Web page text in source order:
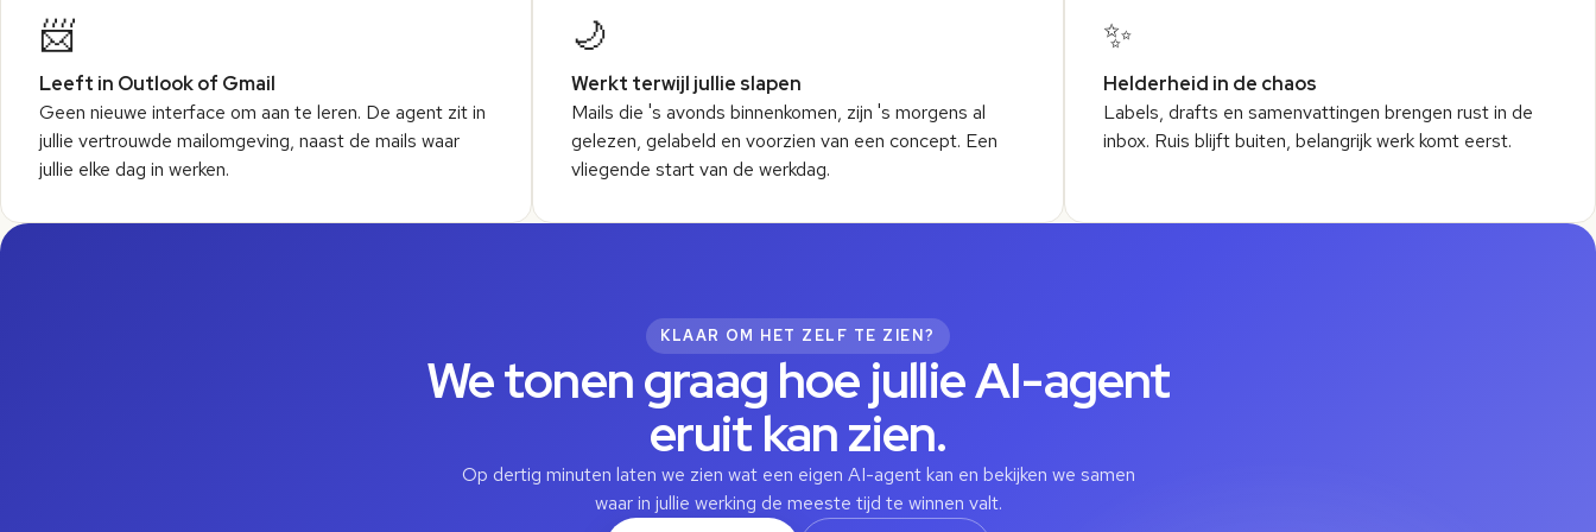
De geplande levering van 21/5 wordt verplaatst naar 24/5 ivm productie...
📨
Leeft in Outlook of Gmail
Geen nieuwe interface om aan te leren. De agent zit in
jullie vertrouwde mailomgeving, naast de mails waar
jullie elke dag in werken.
🌙
Werkt terwijl jullie slapen
Mails die 's avonds binnenkomen, zijn 's morgens al
gelezen, gelabeld en voorzien van een concept. Een
vliegende start van de werkdag.
✨
Helderheid in de chaos
Labels, drafts en samenvattingen brengen rust in de
inbox. Ruis blijft buiten, belangrijk werk komt eerst.
KLAAR OM HET ZELF TE ZIEN?
We tonen graag hoe jullie AI-agent
eruit kan zien.
Op dertig minuten laten we zien wat een eigen AI-agent kan en bekijken we samen
waar in jullie werking de meeste tijd te winnen valt.